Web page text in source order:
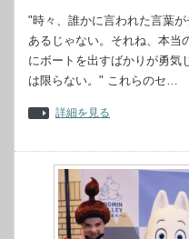
"時々、誰かに言われた言葉
あるじゃない。それね、本当
にボートを出すばかりが勇気
は限らない。" これらのセ…
詳細を見る